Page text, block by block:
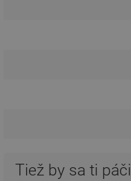
Tiež by sa ti páčil